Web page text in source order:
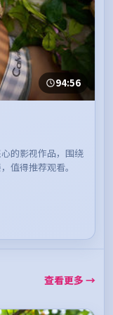
94:56
的影视作品，围绕
值得推荐观看。
查看更多 →